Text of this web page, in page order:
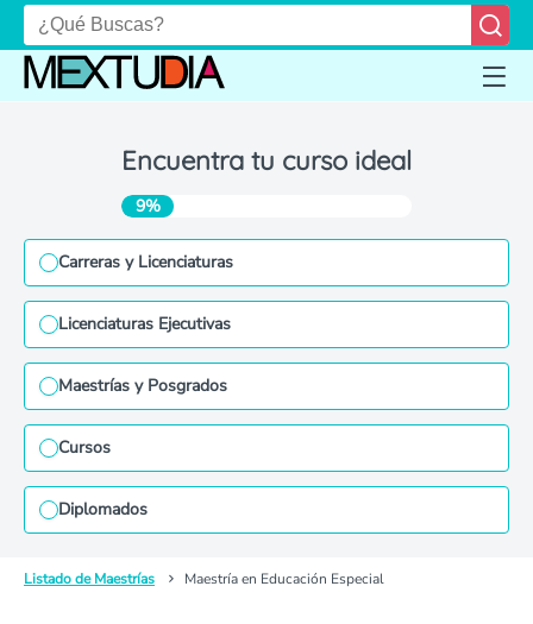
Encuentra tu curso ideal
9%
Carreras y Licenciaturas
Licenciaturas Ejecutivas
Maestrías y Posgrados
Cursos
Diplomados
Listado de Maestrías Maestría en Educación Especial